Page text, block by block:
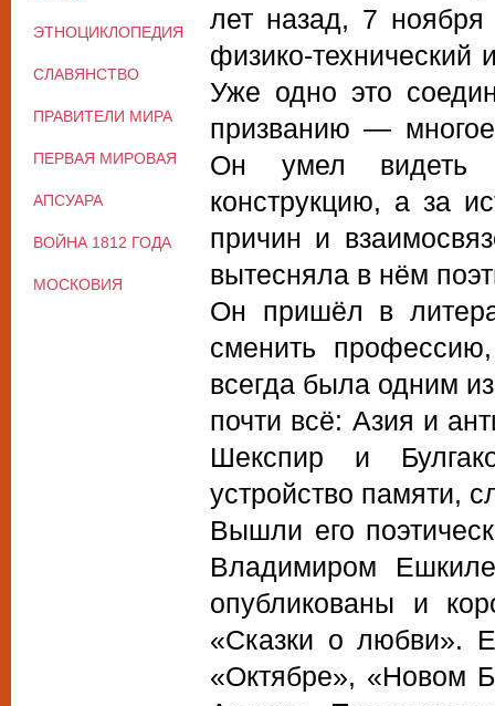
лет назад, 7
физико-технический
Уже одно это
призванию — многое
Он умел видеть
конструкцию, а за
причин и
вытесняла в нём
Он пришёл в
сменить
всегда была одним
почти всё: Азия и
Шекспир и
устройство памяти,
Вышли его
Владимиром
опубликованы и
«Сказки о любви».
«Октябре», «Новом
ЭТНОЦИКЛОПЕДИЯ
СЛАВЯНСТВО
ПРАВИТЕЛИ МИРА
ПЕРВАЯ МИРОВАЯ
АПСУАРА
ВОЙНА 1812 ГОДА
МОСКОВИЯ